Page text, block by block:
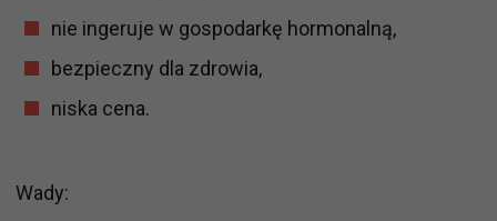
nie ingeruje w gospodarkę hormonalną,
bezpieczny dla zdrowia,
niska cena.
Wady: